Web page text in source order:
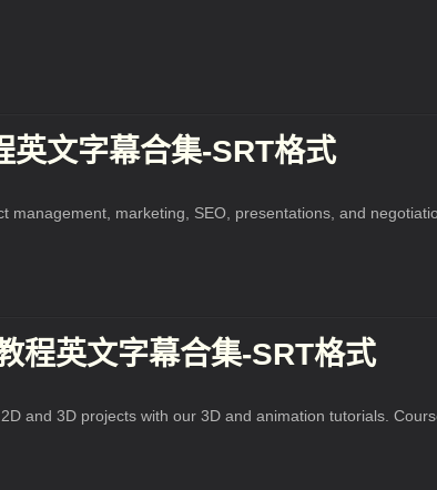
英文字幕合集-SRT格式
marketing, SEO, presentations, and
程英文字幕合集-SRT格式
and 3D projects with our 3D and animation tutorials.